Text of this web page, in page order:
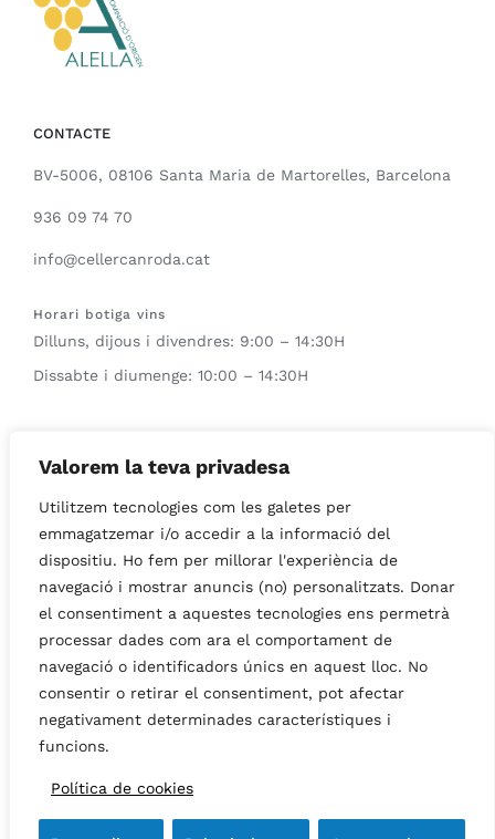
Valorem la teva privadesa
Utilitzem tecnologies com les galetes per
emmagatzemar i/o accedir a la informació del
dispositiu. Ho fem per millorar l'experiència de
navegació i mostrar anuncis (no) personalitzats. Donar
el consentiment a aquestes tecnologies ens permetrà
processar dades com ara el comportament de
navegació o identificadors únics en aquest lloc. No
consentir o retirar el consentiment, pot afectar
negativament determinades característiques i
funcions.
Política de cookies
CONTACTE
BV-5006, 08106 Santa Maria de Martorelles, Barcelona
936 09 74 70
info@cellercanroda.cat
Horari botiga vins
Dilluns, dijous i divendres: 9:00 – 14:30H
Dissabte i diumenge: 10:00 – 14:30H
Qualsevol dia sota reserva previa
Horari del Wine bar
Dissabtes i diumenges: 12:00 – 14:00H
© Copyright 2019 - 2026 | All Rights Reserved | This site is
protected by reCAPTCHA and the GooglePrivacy Policy
Terms of Serviceapply.